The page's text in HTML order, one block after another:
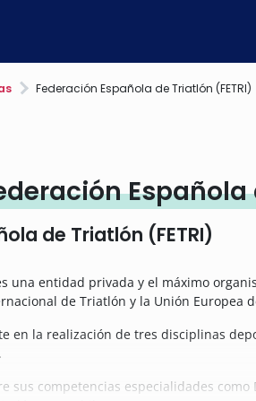
Federación Española de Triatlón (FETRI)
Española
de Triatlón (FETRI)
una entidad privada y el máximo
de Triatlón y la Unión Europea
en la realización de tres disciplinas
sus competencias especialidades